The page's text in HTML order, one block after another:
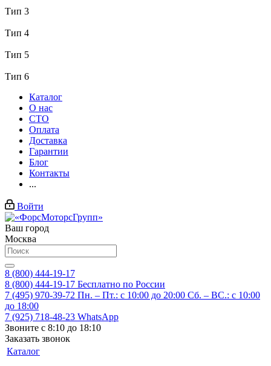
Тип 3
Тип 4
Тип 5
Тип 6
Каталог
О нас
СТО
Оплата
Доставка
Гарантии
Блог
Контакты
...
Войти
Ваш город
Москва
8 (800) 444-19-17
8 (800) 444-19-17 Бесплатно по России
7 (495) 970-39-72 Пн. – Пт.: с 10:00 до 20:00 Сб. – ВС.: c 10:00
до 18:00
7 (925) 718-48-23 WhatsApp
Звоните с 8:10 до 18:10
Заказать звонок
Каталог